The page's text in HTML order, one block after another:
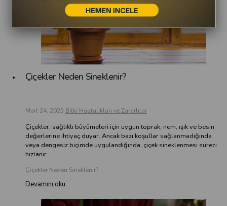
Çiçekler Neden Sineklenir?
Mart 24, 2025 Bitki Hastalıkları ve Zararlılar
Çiçekler, sağlıklı büyümeleri için uygun toprak, nem, ışık ve besin
değerlerine ihtiyaç duyar. Ancak bazı koşullar sağlanmadığında
veya dengesiz biçimde uygulandığında, çiçek sineklenmesi süreci
hızlanır.
Çiçekler Neden Sineklenir?
Devamını oku